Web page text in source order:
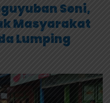
Seni,
Masyarakat
Lumping